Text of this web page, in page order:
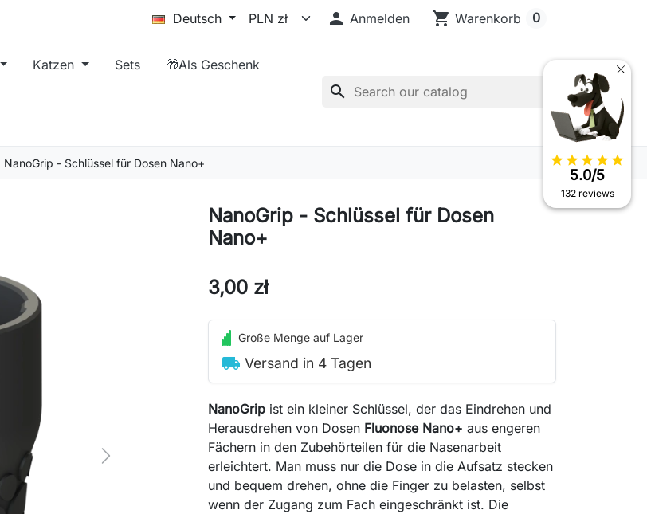
Deutsch  Anmelden shopping_cart Warenkorb 0
Katzen Sets 🎁Als Geschenk
search
NanoGrip - Schlüssel für Dosen Nano+
Next
NanoGrip - Schlüssel für Dosen
Nano+
3,00 zł
Große Menge auf Lager
local_shipping Versand in 4 Tagen
NanoGrip ist ein kleiner Schlüssel, der das Eindrehen und
Herausdrehen von Dosen Fluonose Nano+ aus engeren
Fächern in den Zubehörteilen für die Nasenarbeit
erleichtert. Man muss nur die Dose in die Aufsatz stecken
und bequem drehen, ohne die Finger zu belasten, selbst
wenn der Zugang zum Fach eingeschränkt ist. Die
star star star star star
5.0/5
132 reviews